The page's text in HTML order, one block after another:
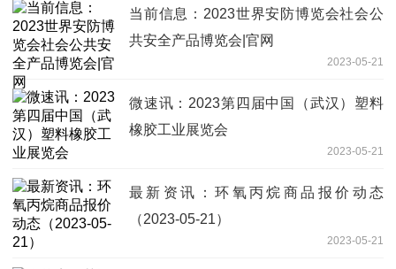
当前信息：2023世界安防博览会社会公
共安全产品博览会|官网
2023-05-21
微速讯：2023第四届中国（武汉）塑料
橡胶工业展览会
2023-05-21
最新资讯：环氧丙烷商品报价动态
（2023-05-21）
2023-05-21